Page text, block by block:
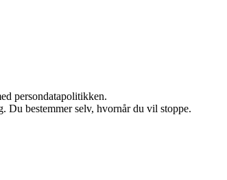
persondatapolitikken.
Du bestemmer selv, hvornår du vil stoppe.